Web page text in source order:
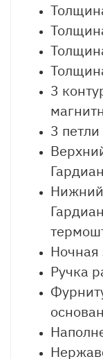
3
3 петли
Ночная
Ручка